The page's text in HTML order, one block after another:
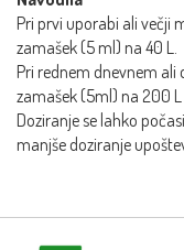
Pri prvi uporabi ali večji
zamašek (5 ml) na 40 L.
Pri rednem dnevnem
zamašek (5ml) na 200
Doziranje se lahko
manjše doziranje